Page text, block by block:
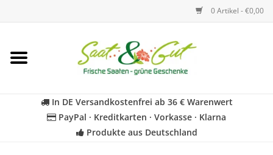
0 Artikel - €0,00
Startseite
In DE Versandkostenfrei ab 36 € Warenwert
PayPal · Kreditkarten · Vorkasse · Klarna
Produkte aus Deutschland